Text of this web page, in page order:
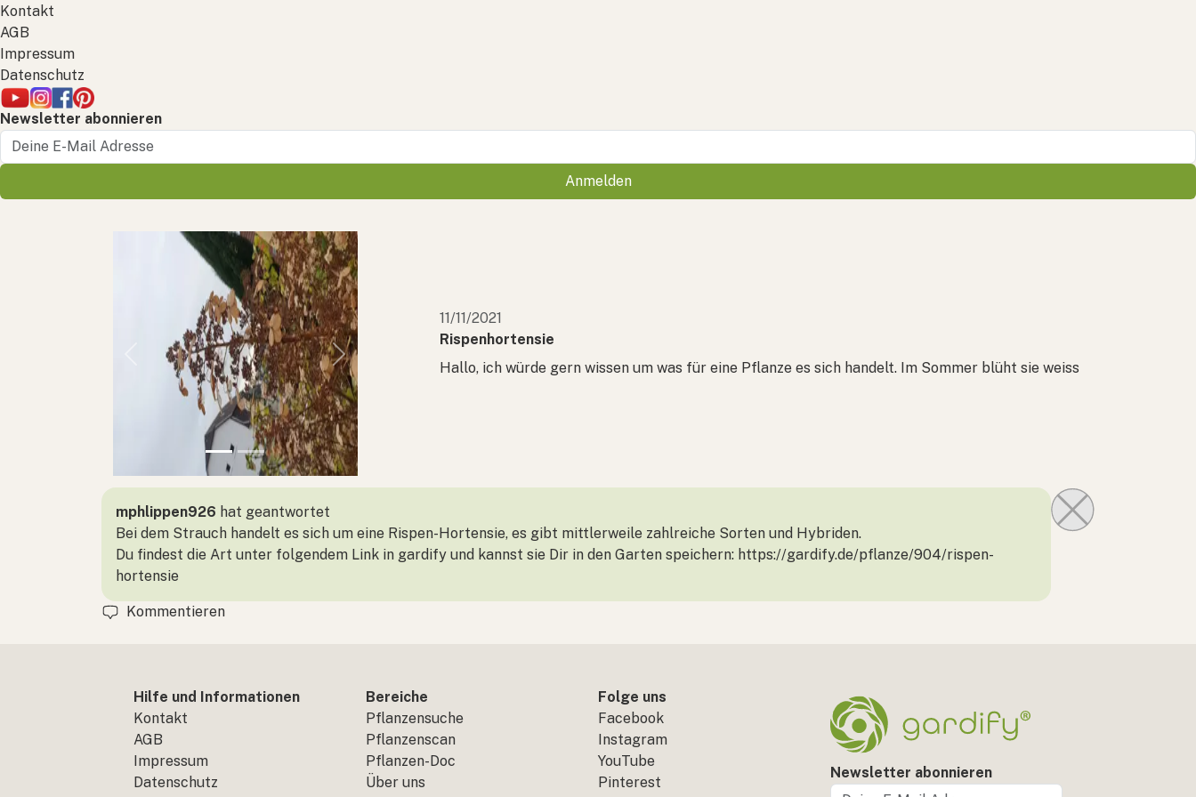
Kontakt
AGB
Impressum
Datenschutz
Newsletter abonnieren
Anmelden
Previous Next
11/11/2021
Rispenhortensie
Hallo, ich würde gern wissen um was für eine Pflanze es sich handelt. Im Sommer blüht sie weiss
mphlippen926 hat geantwortet
Bei dem Strauch handelt es sich um eine Rispen-Hortensie, es gibt mittlerweile zahlreiche Sorten und Hybriden.
Du findest die Art unter folgendem Link in gardify und kannst sie Dir in den Garten speichern: https://gardify.de/pflanze/904/rispen-
hortensie
Kommentieren
Hilfe und Informationen
Kontakt
AGB
Impressum
Datenschutz
Bereiche
Pflanzensuche
Pflanzenscan
Pflanzen-Doc
Über uns
Folge uns
Facebook
Instagram
YouTube
Pinterest
Newsletter abonnieren